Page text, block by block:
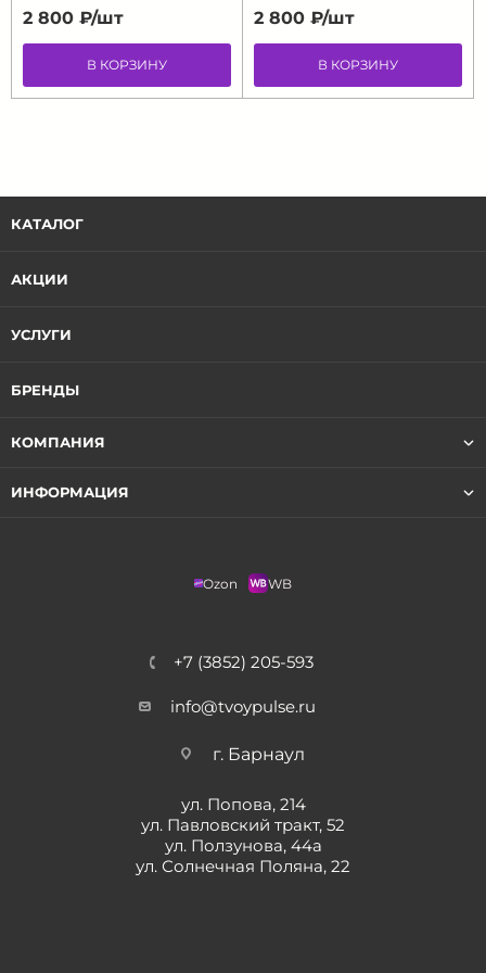
2 800 ₽/шт
В КОРЗИНУ
2 800 ₽/шт
В КОРЗИНУ
КАТАЛОГ
АКЦИИ
УСЛУГИ
БРЕНДЫ
КОМПАНИЯ
ИНФОРМАЦИЯ
Ozon WB
+7 (3852) 205-593
info@tvoypulse.ru
г. Барнаул
ул. Попова, 214
ул. Павловский тракт, 52
ул. Ползунова, 44а
ул. Солнечная Поляна, 22